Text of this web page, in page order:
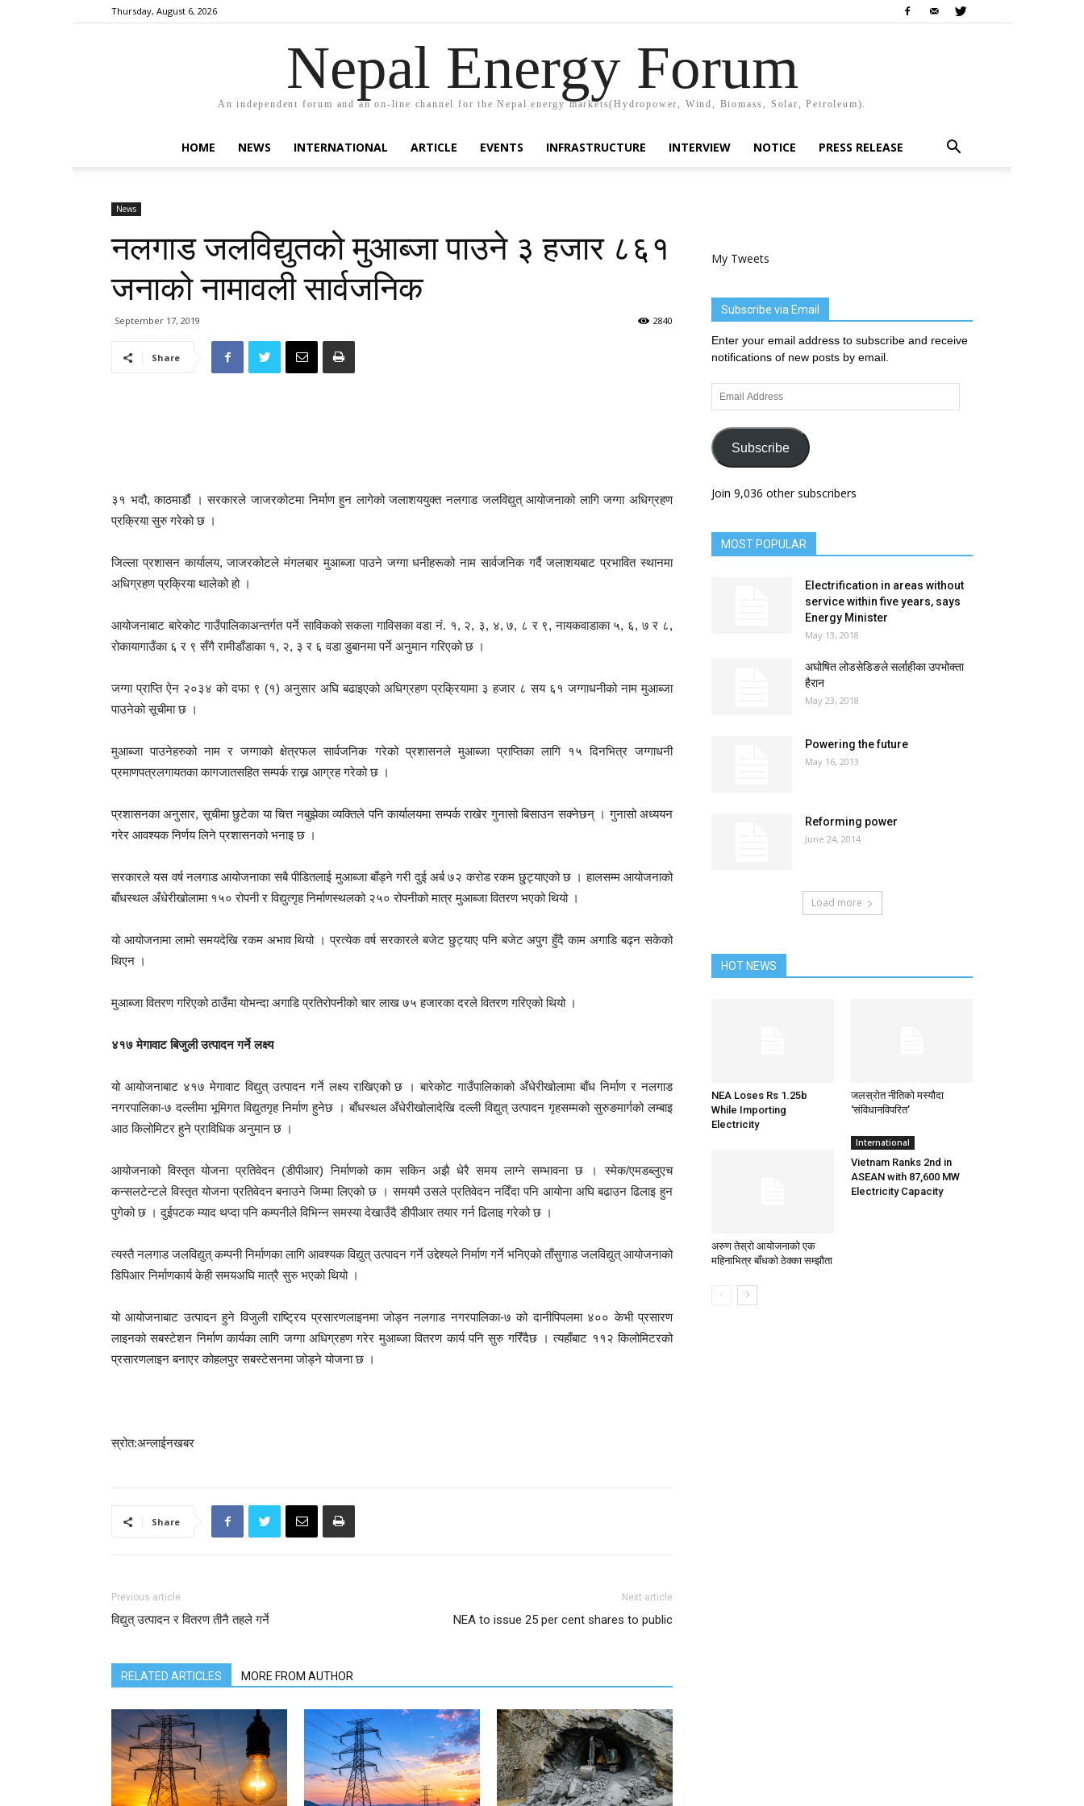
Thursday, August 6, 2026
Nepal Energy Forum
An independent forum and an on-line channel for the Nepal energy markets(Hydropower, Wind, Biomass, Solar, Petroleum).
HOME NEWS INTERNATIONAL ARTICLE EVENTS INFRASTRUCTURE INTERVIEW NOTICE PRESS RELEASE
News
नलगाड जलविद्युतको मुआब्जा पाउने ३ हजार ८६१
जनाको नामावली सार्वजनिक
September 17, 2019 2840
Share
३१ भदौ, काठमाडौं । सरकारले जाजरकोटमा निर्माण हुन लागेको जलाशययुक्त नलगाड जलविद्युत् आयोजनाको लागि जग्गा अधिग्रहण
प्रक्रिया सुरु गरेको छ ।
जिल्ला प्रशासन कार्यालय, जाजरकोटले मंगलबार मुआब्जा पाउने जग्गा धनीहरूको नाम सार्वजनिक गर्दै जलाशयबाट प्रभावित स्थानमा
अधिग्रहण प्रक्रिया थालेको हो ।
आयोजनाबाट बारेकोट गाउँपालिकाअन्तर्गत पर्ने साविकको सकला गाविसका वडा नं. १, २, ३, ४, ७, ८ र ९, नायकवाडाका ५, ६, ७ र ८,
रोकायागाउँका ६ र ९ सँगै रामीडाँडाका १, २, ३ र ६ वडा डुबानमा पर्ने अनुमान गरिएको छ ।
जग्गा प्राप्ति ऐन २०३४ को दफा ९ (१) अनुसार अघि बढाइएको अधिग्रहण प्रक्रियामा ३ हजार ८ सय ६१ जग्गाधनीको नाम मुआब्जा
पाउनेको सूचीमा छ ।
मुआब्जा पाउनेहरुको नाम र जग्गाको क्षेत्रफल सार्वजनिक गरेको प्रशासनले मुआब्जा प्राप्तिका लागि १५ दिनभित्र जग्गाधनी
प्रमाणपत्रलगायतका कागजातसहित सम्पर्क राख्न आग्रह गरेको छ ।
प्रशासनका अनुसार, सूचीमा छुटेका या चित्त नबुझेका व्यक्तिले पनि कार्यालयमा सम्पर्क राखेर गुनासो बिसाउन सक्नेछन् । गुनासो अध्ययन
गरेर आवश्यक निर्णय लिने प्रशासनको भनाइ छ ।
सरकारले यस वर्ष नलगाड आयोजनाका सबै पीडितलाई मुआब्जा बाँड्ने गरी दुई अर्ब ७२ करोड रकम छु्ट्याएको छ । हालसम्म आयोजनाको
बाँधस्थल अँधेरीखोलामा १५० रोपनी र विद्युत्गृह निर्माणस्थलको २५० रोपनीको मात्र मुआब्जा वितरण भएको थियो ।
यो आयोजनामा लामो समयदेखि रकम अभाव थियो । प्रत्येक वर्ष सरकारले बजेट छुट्याए पनि बजेट अपुग हुँदै काम अगाडि बढ्न सकेको
थिएन ।
मुआब्जा वितरण गरिएको ठाउँमा योभन्दा अगाडि प्रतिरोपनीको चार लाख ७५ हजारका दरले वितरण गरिएको थियो ।
४१७ मेगावाट बिजुली उत्पादन गर्ने लक्ष्य
यो आयोजनाबाट ४१७ मेगावाट विद्युत् उत्पादन गर्ने लक्ष्य राखिएको छ । बारेकोट गाउँपालिकाको अँधेरीखोलामा बाँध निर्माण र नलगाड
नगरपालिका-७ दल्लीमा भूमिगत विद्युतगृह निर्माण हुनेछ । बाँधस्थल अँधेरीखोलादेखि दल्ली विद्युत् उत्पादन गृहसम्मको सुरुङमार्गको लम्बाइ
आठ किलोमिटर हुने प्राविधिक अनुमान छ ।
आयोजनाको विस्तृत योजना प्रतिवेदन (डीपीआर) निर्माणको काम सकिन अझै धेरै समय लाग्ने सम्भावना छ । स्मेक/एमडब्लुएच
कन्सलटेन्टले विस्तृत योजना प्रतिवेदन बनाउने जिम्मा लिएको छ । समयमै उसले प्रतिवेदन नदिँदा पनि आयोना अघि बढाउन ढिलाइ हुन
पुगेको छ । दुईपटक म्याद थप्दा पनि कम्पनीले विभिन्न समस्या देखाउँदै डीपीआर तयार गर्न ढिलाइ गरेको छ ।
त्यस्तै नलगाड जलविद्युत् कम्पनी निर्माणका लागि आवश्यक विद्युत् उत्पादन गर्ने उद्देश्यले निर्माण गर्ने भनिएको ताँसुगाड जलविद्युत् आयोजनाको
डिपिआर निर्माणकार्य केही समयअघि मात्रै सुरु भएको थियो ।
यो आयोजनाबाट उत्पादन हुने विजुली राष्ट्रिय प्रसारणलाइनमा जोड्न नलगाड नगरपालिका-७ को दानीपिपलमा ४०० केभी प्रसारण
लाइनको सबस्टेशन निर्माण कार्यका लागि जग्गा अधिग्रहण गरेर मुआब्जा वितरण कार्य पनि सुरु गरिँदैछ । त्यहाँबाट ११२ किलोमिटरको
प्रसारणलाइन बनाएर कोहलपुर सबस्टेसनमा जोड्ने योजना छ ।
स्रोत:अन्लाईनखबर
Share
Previous article
विद्युत् उत्पादन र वितरण तीनै तहले गर्ने
Next article
NEA to issue 25 per cent shares to public
RELATED ARTICLES MORE FROM AUTHOR
My Tweets
Subscribe via Email
Enter your email address to subscribe and receive
notifications of new posts by email.
Email
Address
Subscribe
Join 9,036 other subscribers
MOST POPULAR
Electrification in areas without
service within five years, says
Energy Minister
May 13, 2018
अघोषित लोडसेडिङले सर्लाहीका उपभोक्ता
हैरान
May 23, 2018
Powering the future
May 16, 2013
Reforming power
June 24, 2014
Load more
HOT NEWS
NEA Loses Rs 1.25b
While Importing
Electricity
जलस्रोत नीतिको मस्यौदा
‘संविधानविपरित’
अरुण तेस्रो आयोजनाको एक
महिनाभित्र बाँधको ठेक्का सम्झौता
International
Vietnam Ranks 2nd in
ASEAN with 87,600 MW
Electricity Capacity